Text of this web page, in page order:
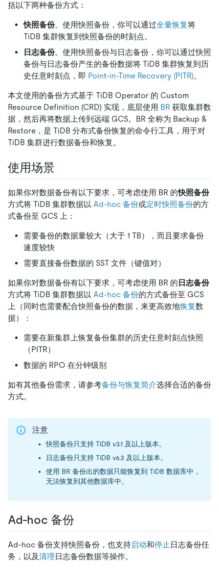
括以下两种备份方式：
快照备份。使用快照备份，你可以通过全量恢复将
TiDB 集群恢复到快照备份的时刻点。
日志备份。使用快照备份与日志备份，你可以通过快照
备份与日志备份产生的备份数据将 TiDB 集群恢复到历
史任意时刻点，即 Point-in-Time Recovery (PITR)。
本文使用的备份方式基于 TiDB Operator 的 Custom
Resource Definition (CRD) 实现，底层使用 BR 获取集群数
据，然后再将数据上传到远端 GCS。BR 全称为 Backup &
Restore，是 TiDB 分布式备份恢复的命令行工具，用于对
TiDB 集群进行数据备份和恢复。
使用场景
如果你对数据备份有以下要求，可考虑使用 BR 的快照备份
方式将 TiDB 集群数据以 Ad-hoc 备份或定时快照备份的方
式备份至 GCS 上：
需要备份的数据量较大（大于 1 TB），而且要求备份
速度较快
需要直接备份数据的 SST 文件（键值对）
如果你对数据备份有以下要求，可考虑使用 BR 的 日志备份
方式将 TiDB 集群数据以 Ad-hoc 备份的方式备份至 GCS
上（同时也需要配合快照备份的数据，来更高效地恢复数
据）：
需要在新集群上恢复备份集群的历史任意时刻点快照
（PITR）
数据的 RPO 在分钟级别
如有其他备份需求，请参考备份与恢复简介选择合适的备份
方式。
注意
快照备份只支持 TiDB v3.1 及以上版本。
日志备份只支持 TiDB v6.3 及以上版本。
使用 BR 备份出的数据只能恢复到 TiDB 数据库中，
无法恢复到其他数据库中。
Ad-hoc 备份
Ad-hoc 备份支持快照备份，也支持启动和停止 日志备份任
务，以及清理 日志备份数据等操作。